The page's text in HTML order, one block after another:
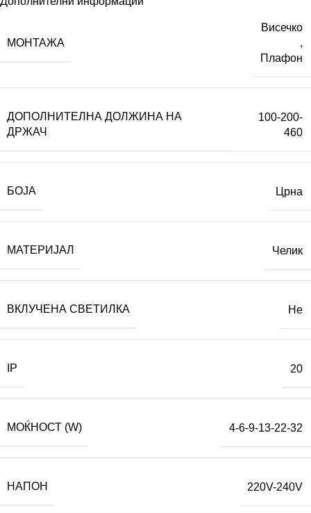
МОНТАЖА
Висечко
,
Плафон
ДОПОЛНИТЕЛНА ДОЛЖИНА НА
ДРЖАЧ
100-200-
460
БОЈА Црна
МАТЕРИЈАЛ Челик
ВКЛУЧЕНА СВЕТИЛКА Не
IP 20
МОЌНОСТ (W) 4-6-9-13-22-32
НАПОН 220V-240V